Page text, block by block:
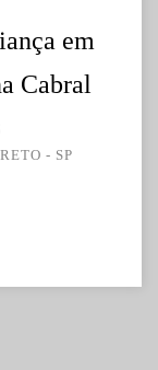
em
Cabral
- SP